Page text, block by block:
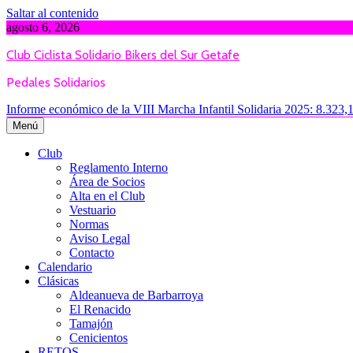
Saltar al contenido
agosto 6, 2026
Club Ciclista Solidario Bikers del Sur Getafe
Pedales Solidarios
Informe económico de la VIII Marcha Infantil Solidaria 2025:
Menú
Club
Reglamento Interno
Área de Socios
Alta en el Club
Vestuario
Normas
Aviso Legal
Contacto
Calendario
Clásicas
Aldeanueva de Barbarroya
El Renacido
Tamajón
Cenicientos